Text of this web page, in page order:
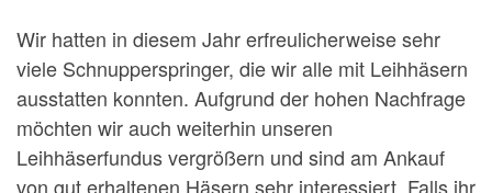
Wir hatten in diesem Jahr erfreulicherweise sehr
viele Schnupperspringer, die wir alle mit Leihhäsern
ausstatten konnten. Aufgrund der hohen Nachfrage
möchten wir auch weiterhin unseren
Leihhäserfundus vergrößern und sind am Ankauf
von gut erhaltenen Häsern sehr interessiert. Falls ihr